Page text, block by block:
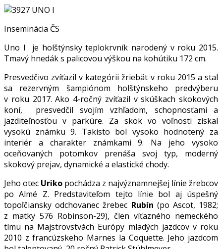
Inseminácia ČS
Uno I je holštýnsky teplokrvník narodený v roku 2015.
Tmavý hnedák s palicovou výškou na kohútiku 172 cm.
Presvedčivo zvíťazil v kategórii žriebät v roku 2015 a stal
sa rezervným šampiónom holštýnskeho predvýberu
v roku 2017. Ako 4-ročný zvíťazil v skúškach skokových
koní, presvedčil svojím vzhľadom, schopnosťami a
jazditeľnosťou v parkúre. Za skok vo voľnosti získal
vysokú známku 9. Takisto bol vysoko hodnotený za
interiér a charakter známkami 9. Na jeho vysoko
oceňovaných potomkov prenáša svoj typ, moderný
skokový prejav, dynamické a elastické chody.
Jeho otec Uriko pochádza z najvýznamnejšej línie žrebcov
po Almé Z. Predstaviteľom tejto línie bol aj úspešný
topoľčiansky odchovanec žrebec Rubín (po Ascot, 1982;
z matky 576 Robinson-29), člen víťazného nemeckého
tímu na Majstrovstvách Európy mladých jazdcov v roku
2010 z francúzskeho Marnes la Coquette. Jeho jazdcom